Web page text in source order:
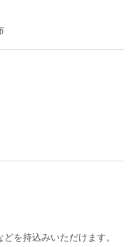
を持込みいただけます。